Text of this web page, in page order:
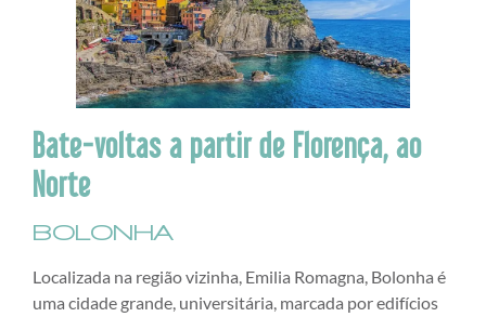
Bate-voltas a partir de Florença, ao
Norte
BOLONHA
Localizada na região vizinha, Emilia Romagna, Bolonha é
uma cidade grande, universitária, marcada por edifícios